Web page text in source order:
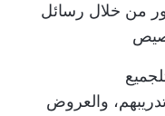
من خلال رسائل
جميع
والعروض